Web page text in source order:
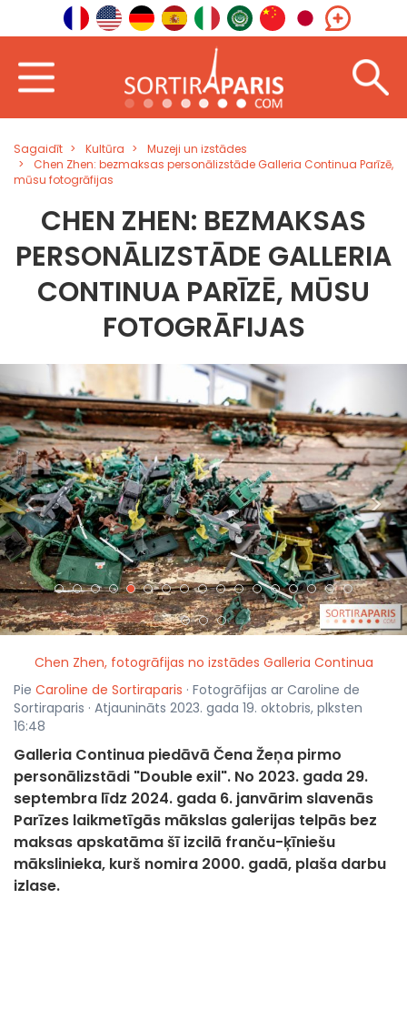
Sagaidīt Kultūra
Muzeji un izstādes
Chen Zhen: bezmaksas personālizstāde Galleria Continua Parīzē,
mūsu fotogrāfijas
CHEN ZHEN: BEZMAKSAS
PERSONĀLIZSTĀDE GALLERIA
CONTINUA PARĪZĒ, MŪSU
FOTOGRĀFIJAS
< >
Chen Zhen, fotogrāfijas no izstādes Galleria Continua
Pie Caroline de Sortiraparis · Fotogrāfijas ar Caroline de
Sortiraparis · Atjaunināts 2023. gada 19. oktobris, plksten
16:48
Galleria Continua piedāvā Čena Žeņa pirmo
personālizstādi "Double exil". No 2023. gada 29.
septembra līdz 2024. gada 6. janvārim slavenās
Parīzes laikmetīgās mākslas galerijas telpās bez
maksas apskatāma šī izcilā franču-ķīniešu
mākslinieka, kurš nomira 2000. gadā, plaša darbu
izlase.